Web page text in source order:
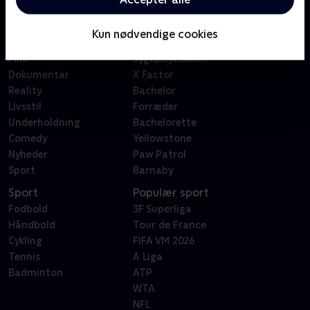
Kun nødvendige cookies
Kategorier
Film
Dokumentar
Reality
Livsstil
Underholdning
Comedy
Nyheder
Sport
Badehotellet
Sygeplejeskolen
X Factor
Bachelor
Forræder
Bachelorette
Yellowstone
Paw Patrol
Barnaby
Sport
Fodbold
Håndbold
Cykling
Tennis
Badminton
Populær sport
3F Superliga
Tour de France
FIFA VM 2026
A Liga
ATP
WTA
NFL